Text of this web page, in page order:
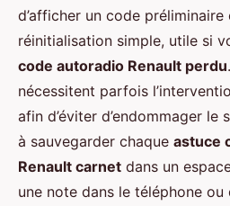
d’afficher un code préliminaire
réinitialisation simple, utile si
code autoradio Renault perdu
nécessitent parfois
afin d’éviter d’endommager le
à sauvegarder chaque astuce
Renault carnet dans un
une note dans le téléphone ou